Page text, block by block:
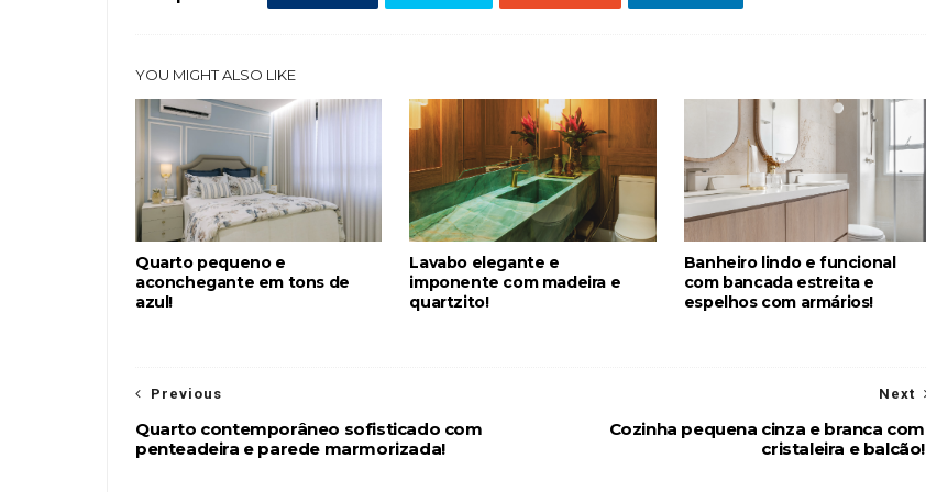
YOU MIGHT ALSO LIKE
Quarto pequeno e
aconchegante em tons de
azul!
Lavabo elegante e
imponente com madeira e
quartzito!
Banheiro lindo e funcional
com bancada estreita e
espelhos com armários!
Next
Cozinha pequena cinza e branca com
cristaleira e balcão!
Previous
Quarto contemporâneo sofisticado com
penteadeira e parede marmorizada!